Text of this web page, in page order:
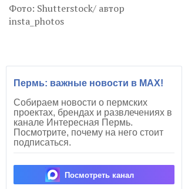
Фото: Shutterstock/ автор
insta_photos
Пермь: важные новости в MAX!
Собираем новости о пермских
проектах, брендах и развлечениях в
канале Интересная Пермь.
Посмотрите, почему на него стоит
подписаться.
Посмотреть канал